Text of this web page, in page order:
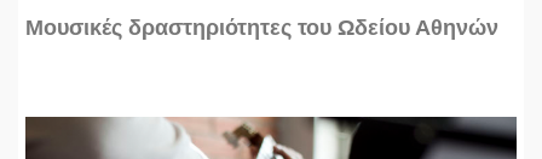
Mουσικές δραστηριότητες του Ωδείου Αθηνών